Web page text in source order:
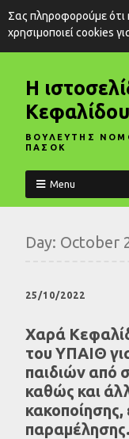
Η
Κεφαλίδου
ΒΟΥΛΕΥΤΗΣ
ΠΑΣΟΚ
Menu
Day: October
25/10/2022
Χαρά
του ΥΠΑΙΘ
παιδιών από
καθώς και
παραμέλησης.
Σας πληροφορούμε ότι
χρησιμοποιεί cookies